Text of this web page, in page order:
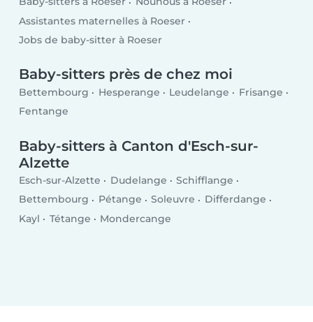
Assistantes maternelles à Roeser
Jobs de baby-sitter à Roeser
Baby-sitters près de chez moi
Bettembourg Hesperange Leudelange
Frisange
Fentange
Baby-sitters à Canton d'Esch-sur-
Alzette
Esch-sur-Alzette Dudelange
Schifflange
Bettembourg
Pétange Soleuvre
Differdange
Kayl
Tétange Mondercange